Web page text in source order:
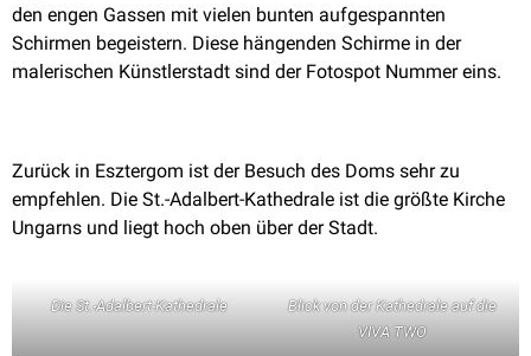
den engen Gassen mit vielen bunten aufgespannten
Schirmen begeistern. Diese hängenden Schirme in der
malerischen Künstlerstadt sind der Fotospot Nummer eins.
Zurück in Esztergom ist der Besuch des Doms sehr zu
empfehlen. Die St.-Adalbert-Kathedrale ist die größte Kirche
Ungarns und liegt hoch oben über der Stadt.
Die St.-Adalbert-Kathedrale
Blick von der Kathedrale auf die
VIVA TWO